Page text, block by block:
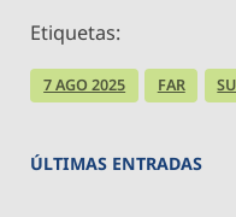
Etiquetas:
7 AGO 2025 FAR
ÚLTIMAS ENTRADAS